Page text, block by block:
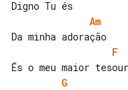
Am
F
G